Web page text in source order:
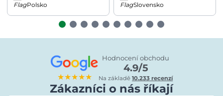
Polsko Slovensko
★★★★★
Hodnocení obchodu
4.9/5
Na základě10.233 recenzí
Zákazníci o nás říkají